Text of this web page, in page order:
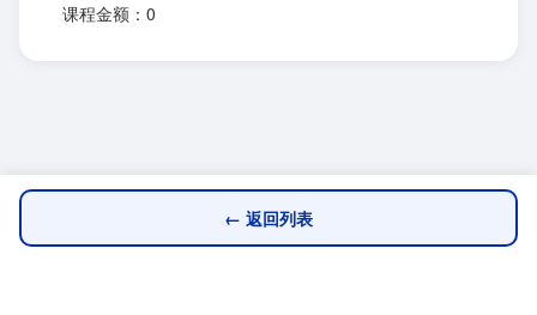
课程金额：0
← 返回列表